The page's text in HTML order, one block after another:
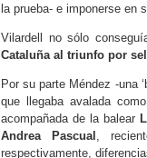
la prueba- e imponerse en
Vilardell no sólo
Cataluña al triunfo por
Por su parte Méndez -una
que llegaba avalada
acompañada de la balear
Andrea Pascual ,
respectivamente,